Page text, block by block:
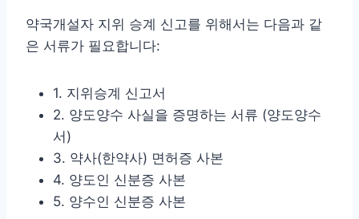
약국개설자 지위 승계 신고를 위해서는 다음과 같
은 서류가 필요합니다:
1. 지위승계 신고서
2. 양도양수 사실을 증명하는 서류 (양도양수
서)
3. 약사(한약사) 면허증 사본
4. 양도인 신분증 사본
5. 양수인 신분증 사본